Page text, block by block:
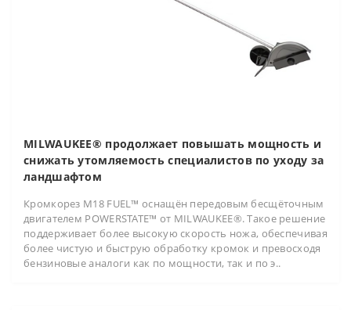
MILWAUKEE® продолжает повышать мощность и
снижать утомляемость специалистов по уходу за
ландшафтом
Кромкорез M18 FUEL™ оснащён передовым бесщёточным
двигателем POWERSTATE™ от MILWAUKEE®. Такое решение
поддерживает более высокую скорость ножа, обеспечивая
более чистую и быструю обработку кромок и превосходя
бензиновые аналоги как по мощности, так и по э..